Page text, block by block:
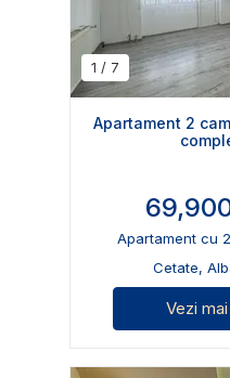
1 / 7
Apartament 2
Apartament cu
Cetate,
Vezi